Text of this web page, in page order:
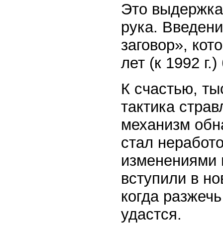
Это
рука.
заговор»,
лет (к 1992
К счастью,
тактика
механизм
стал
изменениями
вступили в
когда
удастся.